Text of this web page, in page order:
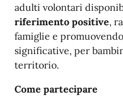
adulti volontari
riferimento positive,
famiglie e
significative, per
territorio.
Come partecipare